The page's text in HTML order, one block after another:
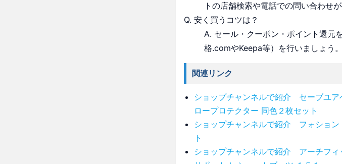
トの店舗検索や電話での問い合わせが
Q. 安く買うコツは？
A. セール・クーポン・ポイント還元
格.comやKeepa等）を行いましょう。
関連リンク
ショップチャンネルで紹介 セーブユ
ロープロテクター 同色２枚セット
ショップチャンネルで紹介 フォション
ト
ショップチャンネルで紹介 アーチフ